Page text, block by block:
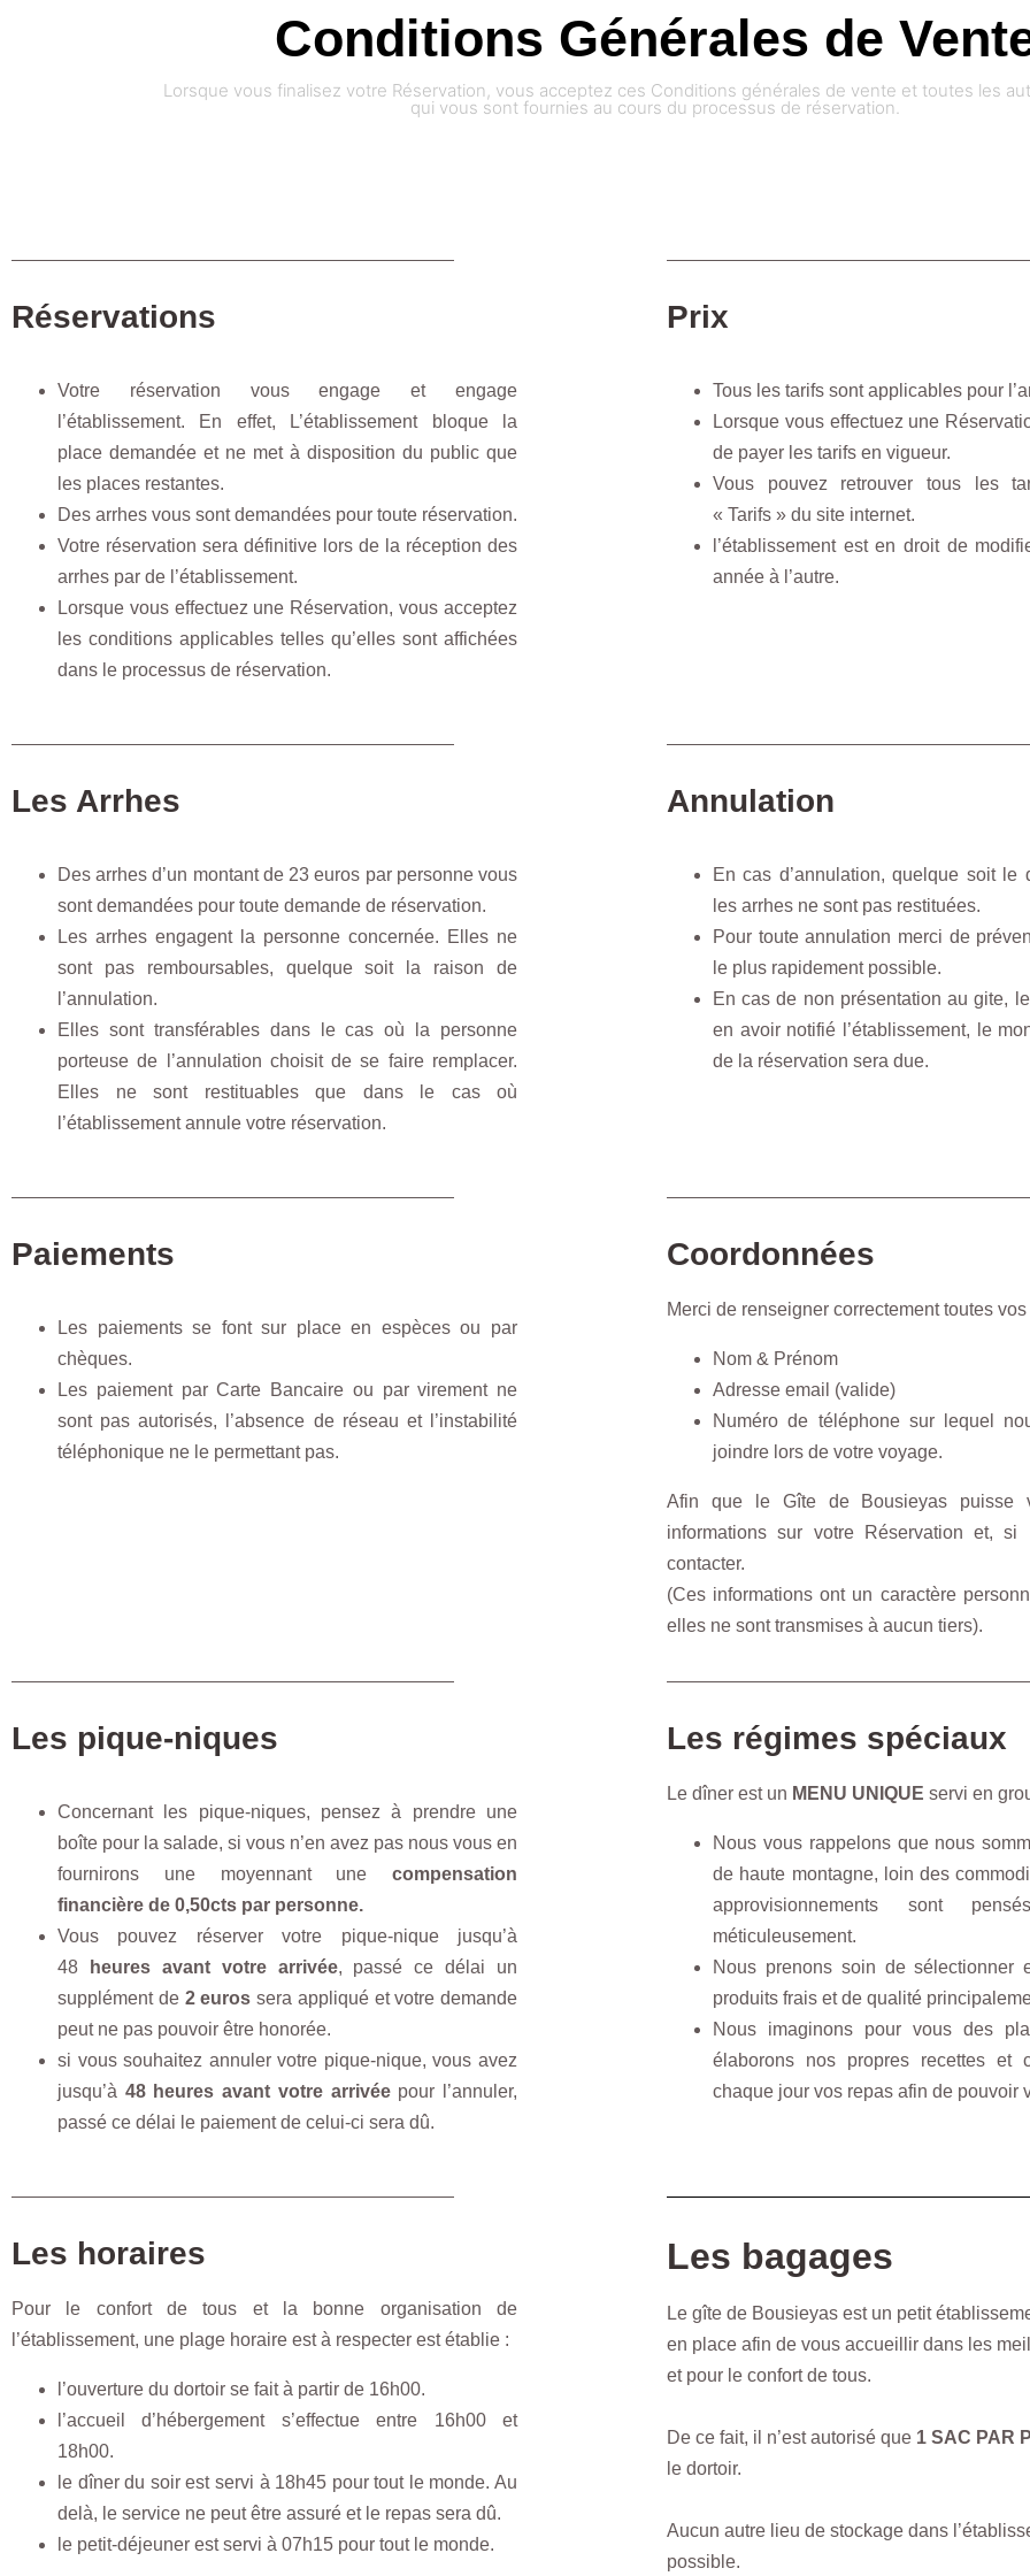
Conditions Générales de
Lorsque vous finalisez votre Réservation, vous acceptez ces Conditions générales de vente et toutes les
qui vous sont fournies au cours du processus de réservation.
Réservations
Votre réservation vous engage et engage
l’établissement. En effet, L’établissement bloque la
place demandée et ne met à disposition du public que
les places restantes.
Des arrhes vous sont demandées pour toute réservation.
Votre réservation sera définitive lors de la réception des
arrhes par de l’établissement.
Lorsque vous effectuez une Réservation, vous acceptez
les conditions applicables telles qu’elles sont affichées
dans le processus de réservation.
Prix
Tous les tarifs sont applicables pour
Lorsque vous effectuez une
de payer les tarifs en vigueur.
Vous pouvez retrouver tous les
« Tarifs » du site internet.
l’établissement est en droit de
année à l’autre.
Les Arrhes
Des arrhes d’un montant de 23 euros par personne vous
sont demandées pour toute demande de réservation.
Les arrhes engagent la personne concernée. Elles ne
sont pas remboursables, quelque soit la raison de
l’annulation.
Elles sont transférables dans le cas où la personne
porteuse de l’annulation choisit de se faire remplacer.
Elles ne sont restituables que dans le cas où
l’établissement annule votre réservation.
Annulation
En cas d’annulation, quelque soit le
les arrhes ne sont pas restituées.
Pour toute annulation merci de
le plus rapidement possible.
En cas de non présentation au gite,
en avoir notifié l’établissement, le
de la réservation sera due.
Paiements
Les paiements se font sur place en espèces ou par
chèques.
Les paiement par Carte Bancaire ou par virement ne
sont pas autorisés,
l’absence de réseau et l’instabilité
téléphonique ne le permettant pas.
Coordonnées
Merci de renseigner correctement toutes
Nom & Prénom
Adresse email (valide)
Numéro de téléphone sur lequel
joindre lors de votre voyage.
Afin que le Gîte de Bousieyas puisse
informations sur votre Réservation et, si
contacter.
(Ces informations ont un caractère
elles ne sont transmises à aucun tiers).
Les pique-niques
Concernant les pique-niques, pensez à prendre une
boîte pour la salade, si vous n’en avez pas nous vous en
fournirons une moyennant une compensation
financière de 0,50cts par personne.
Vous pouvez réserver votre pique-nique jusqu’à
48 heures avant votre arrivée, passé ce délai un
supplément de 2 euros sera appliqué et votre demande
peut ne pas pouvoir être honorée.
si vous souhaitez annuler votre pique-nique, vous avez
jusqu’à 48 heures avant votre arrivéepour l’annuler,
passé ce délai le paiement de celui-ci sera dû.
Les régimes spéciaux
Le dîner est un MENU UNIQUE servi en
Nous vous rappelons que nous
de haute montagne, loin des
approvisionnements sont
méticuleusement.
Nous prenons soin de sélectionner
produits frais et de qualité
Nous imaginons pour vous des
élaborons nos propres recettes et
chaque jour vos repas afin de pouvoir
Les horaires
Pour le confort de tous et la bonne organisation de
l’établissement, une plage horaire est à respecter est établie :
l’ouverture du dortoir se fait à partir de 16h00.
l’accueil d’hébergement s’effectue entre 16h00 et
18h00.
le dîner du soir est servi à 18h45 pour tout le monde. Au
delà, le service ne peut être assuré et le repas sera dû.
le petit-déjeuner est servi à 07h15 pour tout le monde.
Les bagages
Le gîte de Bousieyas est un petit
en place afin de vous accueillir dans les
et pour le confort de tous.
De ce fait, il n’est autorisé que 1 SAC PAR
le dortoir.
Aucun autre lieu de stockage dans
possible.